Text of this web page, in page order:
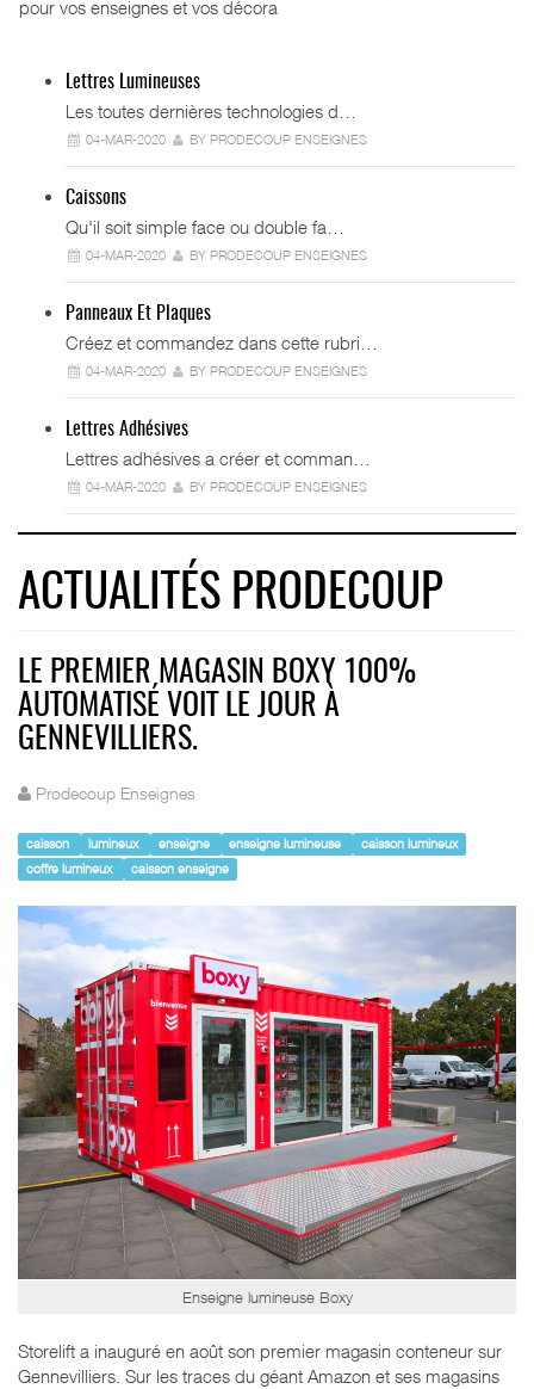
pour vos enseignes et vos décora
Lettres Lumineuses
Les toutes dernières technologies d…
04-MAR-2020 BY PRODECOUP ENSEIGNES
Caissons
Qu'il soit simple face ou double fa…
04-MAR-2020 BY PRODECOUP ENSEIGNES
Panneaux Et Plaques
Créez et commandez dans cette rubri…
04-MAR-2020 BY PRODECOUP ENSEIGNES
Lettres Adhésives
Lettres adhésives a créer et comman…
04-MAR-2020 BY PRODECOUP ENSEIGNES
ACTUALITÉS PRODECOUP
LE PREMIER MAGASIN BOXY 100%
AUTOMATISÉ VOIT LE JOUR À
GENNEVILLIERS.
Prodecoup Enseignes
caisson lumineux enseigne enseigne lumineuse
caisson lumineux
coffre lumineux
caisson enseigne
Enseigne lumineuse Boxy
Storelift a inauguré en août son premier magasin conteneur sur
Gennevilliers. Sur les traces du géant Amazon et ses magasins